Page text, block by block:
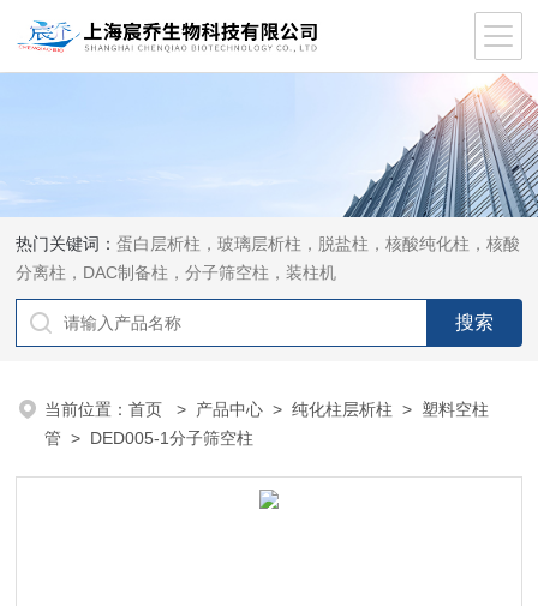
热门关键词：蛋白层析柱，玻璃层析柱，脱盐柱，核酸纯化柱，核酸
分离柱，DAC制备柱，分子筛空柱，装柱机
当前位置：首页 > 产品中心 >纯化柱层析柱 > 塑料空柱
管 > DED005-1分子筛空柱